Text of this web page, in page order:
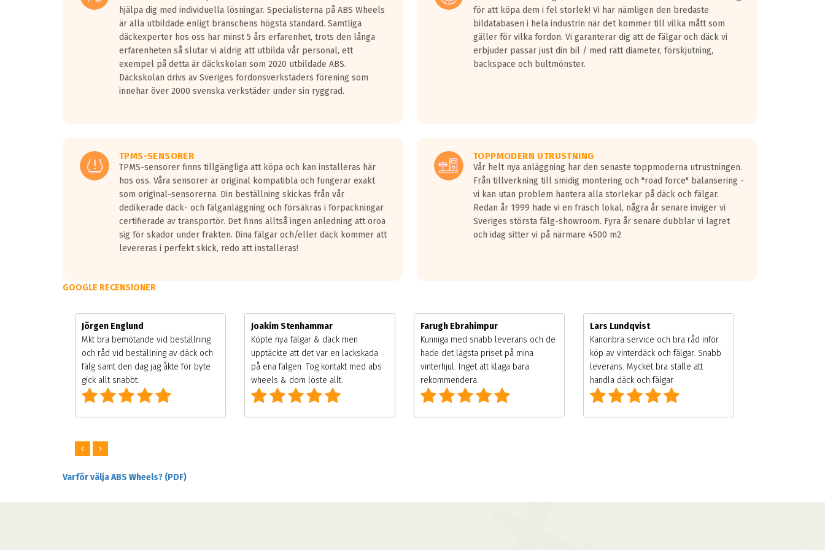
hjälpa dig med individuella lösningar. Specialisterna på ABS Wheels
är alla utbildade enligt branschens högsta standard. Samtliga
däckexperter hos oss har minst 5 års erfarenhet, trots den långa
erfarenheten så slutar vi aldrig att utbilda vår personal, ett
exempel på detta är däckskolan som 2020 utbildade ABS.
Däckskolan drivs av Sveriges fordonsverkstäders förening som
innehar över 2000 svenska verkstäder under sin ryggrad.
för att köpa dem i fel storlek! Vi har nämligen den bredaste
bildatabasen i hela industrin när det kommer till vilka mått som
gäller för vilka fordon. Vi garanterar dig att de fälgar och däck vi
erbjuder passar just din bil / med rätt diameter, förskjutning,
backspace och bultmönster.
TPMS-SENSORER
TPMS-sensorer finns tillgängliga att köpa och kan installeras här
hos oss. Våra sensorer är original kompatibla och fungerar exakt
som original-sensorerna. Din beställning skickas från vår
dedikerade däck- och fälganläggning och försäkras i förpackningar
certifierade av transportör. Det finns alltså ingen anledning att oroa
sig för skador under frakten. Dina fälgar och/eller däck kommer att
levereras i perfekt skick, redo att installeras!
TOPPMODERN UTRUSTNING
Vår helt nya anläggning har den senaste toppmoderna utrustningen.
Från tillverkning till smidig montering och "road force" balansering -
vi kan utan problem hantera alla storlekar på däck och fälgar.
Redan år 1999 hade vi en fräsch lokal, några år senare inviger vi
Sveriges största fälg-showroom. Fyra år senare dubblar vi lagret
och idag sitter vi på närmare 4500 m2
GOOGLE RECENSIONER
Jörgen Englund
Mkt bra bemötande vid beställning
och råd vid beställning av däck och
fälg samt den dag jag åkte för byte
gick allt snabbt.
Joakim Stenhammar
Köpte nya fälgar & däck men
upptäckte att det var en lackskada
på ena fälgen. Tog kontakt med abs
wheels & dom löste allt.
Farugh Ebrahimpur
Kunniga med snabb leverans och de
hade det lägsta priset på mina
vinterhjul. Inget att klaga bara
rekommendera.
Lars Lundqvist
Kanonbra service och bra råd inför
köp av vinterdäck och fälgar. Snabb
leverans. Mycket bra ställe att
handla däck och fälgar
Varför välja ABS Wheels? (PDF)